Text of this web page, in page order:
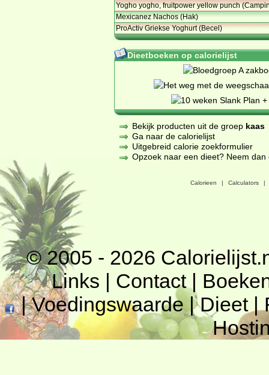
Yogho yogho, fruitpower yellow punch
Mexicanez Nachos (Hak)
ProActiv Griekse Yoghurt (Becel)
Dieetboeken op calorielijst
Bekijk producten uit de groep kaas
Ga naar de calorielijst
Uitgebreid calorie zoekformulier
Opzoek naar een dieet? Neem
Calorieen | Calculators |
© 2005 - 2026
Links | Contact|
|Voedingswaarde|Dieet|